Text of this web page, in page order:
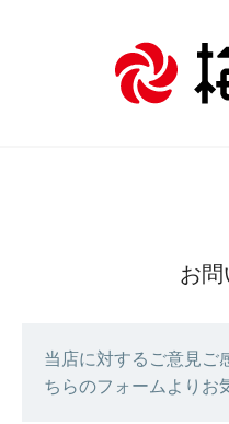
お
当店に対するご意見ご
ちらのフォームよりお